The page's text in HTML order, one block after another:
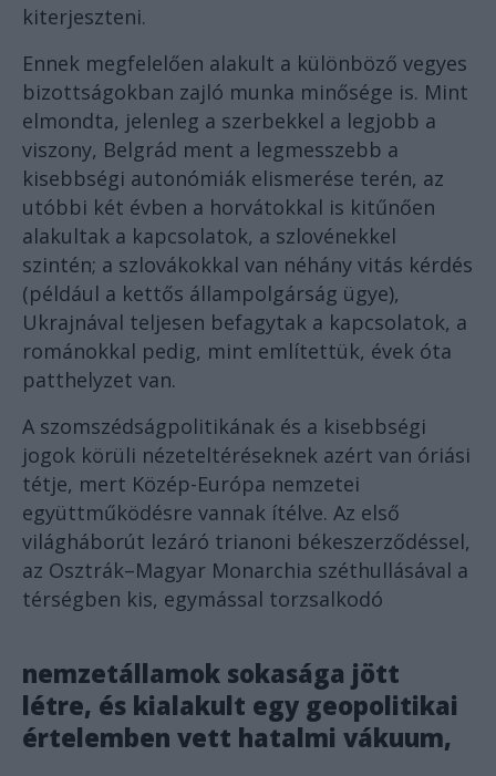
kiterjeszteni.
Ennek megfelelően alakult a különböző vegyes
bizottságokban zajló munka minősége is. Mint
elmondta, jelenleg a szerbekkel a legjobb a
viszony, Belgrád ment a legmesszebb a
kisebbségi autonómiák elismerése terén, az
utóbbi két évben a horvátokkal is kitűnően
alakultak a kapcsolatok, a szlovénekkel
szintén; a szlovákokkal van néhány vitás kérdés
(például a kettős állampolgárság ügye),
Ukrajnával teljesen befagytak a kapcsolatok, a
románokkal pedig, mint említettük, évek óta
patthelyzet van.
A szomszédságpolitikának és a kisebbségi
jogok körüli nézeteltéréseknek azért van óriási
tétje, mert Közép-Európa nemzetei
együttműködésre vannak ítélve. Az első
világháborút lezáró trianoni békeszerződéssel,
az Osztrák–Magyar Monarchia széthullásával a
térségben kis, egymással torzsalkodó
nemzetállamok sokasága jött
létre, és kialakult egy geopolitikai
értelemben vett hatalmi vákuum,